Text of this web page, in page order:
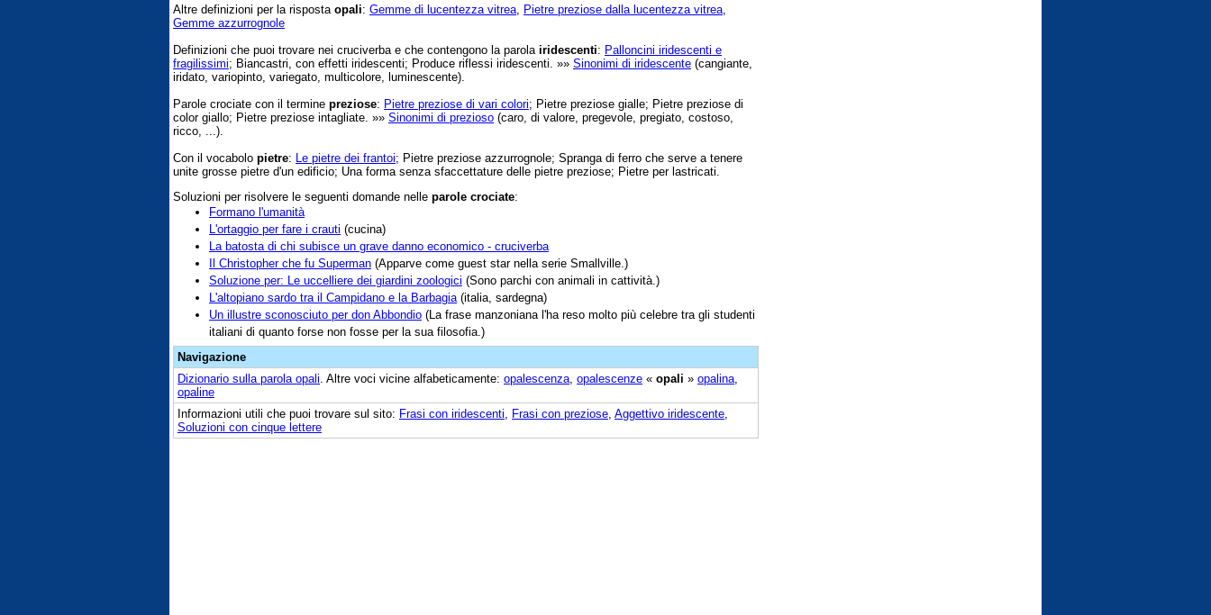
Altre definizioni per la risposta opali: Gemme di lucentezza vitrea Pietre preziose dalla lucentezza vitrea
Gemme azzurrognole
Definizioni che puoi trovare nei cruciverba e che contengono la parola iridescenti: Palloncini iridescenti e
fragilissimi; Biancastri, con effetti iridescenti; Produce riflessi iridescenti. »» Sinonimi di iridescente (cangiante,
iridato, variopinto, variegato, multicolore, luminescente).
Parole crociate con il termine preziose: Pietre preziose di vari colori; Pietre preziose gialle; Pietre preziose di
color giallo; Pietre preziose intagliate. »» Sinonimi di prezioso (caro, di valore, pregevole, pregiato, costoso,
ricco, ...).
Con il vocabolo pietre: Le pietre dei frantoi; Pietre preziose azzurrognole; Spranga di ferro che serve a tenere
unite grosse pietre d'un edificio; Una forma senza sfaccettature delle pietre preziose; Pietre per lastricati.
Soluzioni per risolvere le seguenti domande nelle parole crociate:
Formano l'umanità
L'ortaggio per fare i crauti (cucina)
La batosta di chi subisce un grave danno economico - cruciverba
Il Christopher che fu Superman (Apparve come guest star nella serie Smallville.)
Soluzione per: Le uccelliere dei giardini zoologici (Sono parchi con animali in cattività.)
L'altopiano sardo tra il Campidano e la Barbagia (italia, sardegna)
Un illustre sconosciuto per don Abbondio (La frase manzoniana l'ha reso molto più celebre tra gli studenti
italiani di quanto forse non fosse per la sua filosofia.)
Navigazione
Dizionario sulla parola opali . Altre voci vicine alfabeticamente: opalescenza opalescenze « opali » opalina
opaline
Informazioni utili che puoi trovare sul sito: Frasi con iridescenti Frasi con preziose Aggettivo iridescente
Soluzioni con cinque lettere